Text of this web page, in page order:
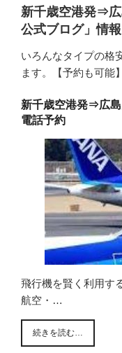
新千歳空港発⇒
公式ブログ」情報
いろんなタイプの格
ます。【予約も可能】
新千歳空港発⇒広
電話予約
飛行機を賢く利用す
航空・…
続きを読む…